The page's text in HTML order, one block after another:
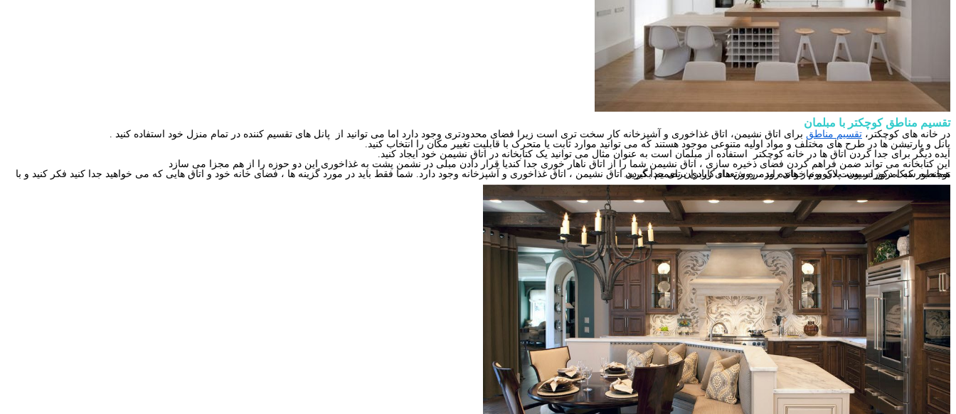
تقسیم مناطق کوچکتر با مبلمان
در خانه های کوچکتر، تقسیم مناطق برای اتاق نشیمن، اتاق غذاخوری و آشپزخانه کار سخت تری است زیرا فضای محدودتری وجود دارد اما می توانید از پانل های تقسیم کننده در تمام منزل خود استفاده کنید .
پانل و پارتیشن ها در طرح های مختلف و مواد اولیه متنوعی موجود هستند که می توانید موارد ثابت یا متحرک با قابلیت تغییر مکان را انتخاب کنید.
ایده دیگر برای جدا کردن اتاق ها در خانه کوچکتر استفاده از مبلمان است به عنوان مثال می توانید یک کتابخانه در اتاق نشیمن خود ایجاد کنید.
این کتابخانه می تواند ضمن فراهم کردن فضای ذخیره سازی ، اتاق نشیمن شما را از اتاق ناهار خوری جدا کندیا قرار دادن مبلی در نشمن پشت به غذاخوری این دو حوزه را از هم مجزا می سازد
همانطور که امروز در پست دکوبوم خوانده اید ، روش های زیادی برای جدا کردن اتاق نشیمن ، اتاق غذاخوری و آشپزخانه وجود دارد. شما فقط باید در مورد گزینه ها ، فضای خانه خود و اتاق هایی که می خواهید جدا کنید فکر کنید و با توجه به سبک دکوراسیون، پلان و نیاز های روزمره و تعداد کاربران تصمیم بگیرید.